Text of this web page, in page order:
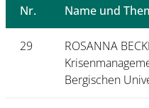
Nr. Name und
29
ROSANNA
Bergischen